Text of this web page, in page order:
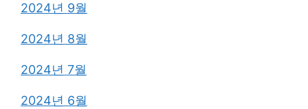
2024년 9월
2024년 8월
2024년 7월
2024년 6월